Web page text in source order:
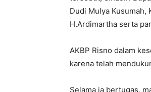
Dudi Mulya Kusumah,
H.Ardimartha serta
AKBP Risno dalam
karena telah
Selama ia bertugas,